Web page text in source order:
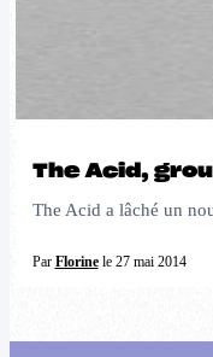
The Acid,
The Acid a lâché un
Par Florinele 27 mai 2014